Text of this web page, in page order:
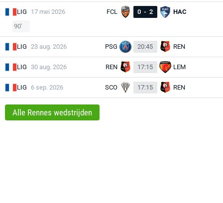
LIG 17 mei 2026 FCL 0 - 2
HAC
90'
LIG 23 aug. 2026 PSG 20:45 REN
LIG 30 aug. 2026 REN 17:15 LEM
LIG 6 sep. 2026 SCO 17:15 REN
Alle Rennes wedstrijden